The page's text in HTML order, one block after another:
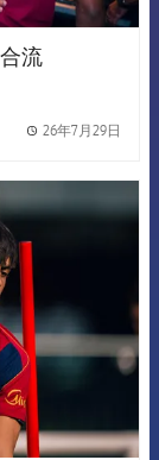
流
26年7月29日